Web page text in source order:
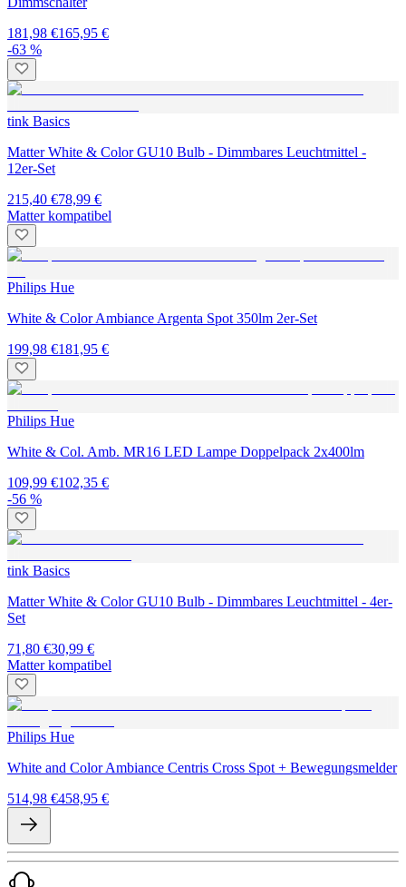
181,98 €165,95 €
-63 %
tink Basics
Matter White & Color GU10 Bulb - Dimmbares Leuchtmittel -
12er-Set
215,40 €78,99 €
Matter kompatibel
Philips Hue
White & Color Ambiance Argenta Spot 350lm 2er-Set
199,98 €181,95 €
Philips Hue
White & Col. Amb. MR16 LED Lampe Doppelpack 2x400lm
109,99 €102,35 €
-56 %
tink Basics
Matter White & Color GU10 Bulb - Dimmbares Leuchtmittel - 4er-
Set
71,80 €30,99 €
Matter kompatibel
Philips Hue
White and Color Ambiance Centris Cross Spot + Bewegungsmelder
514,98 €458,95 €